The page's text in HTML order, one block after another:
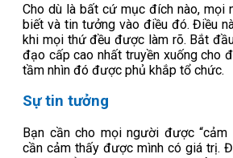
Cho dù là bất cứ mục đích nào, mọi
biết và tin tưởng vào điều đó. Điều
khi mọi thứ đều được làm rõ. Bắt
đạo cấp cao nhất truyền xuống cho
tầm nhìn đó được phủ khắp tổ chức.
Sự tin tưởng
Bạn cần cho mọi người được “cảm
cần cảm thấy được mình có giá trị.